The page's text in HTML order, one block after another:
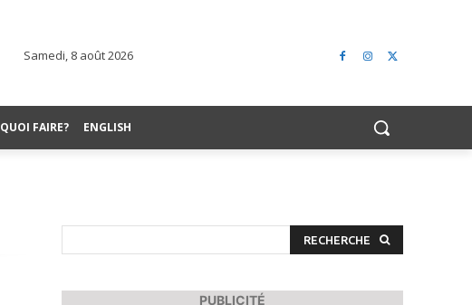
Samedi, 8 août 2026
QUOI FAIRE? ENGLISH
RECHERCHE
PUBLICITÉ